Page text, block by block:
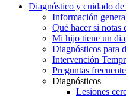
Diagnóstico y cuidado de
Información
Qué hacer si notas
Mi hijo tiene un
Diagnósticos para
Intervención
Preguntas
Diagnósticos
Lesiones